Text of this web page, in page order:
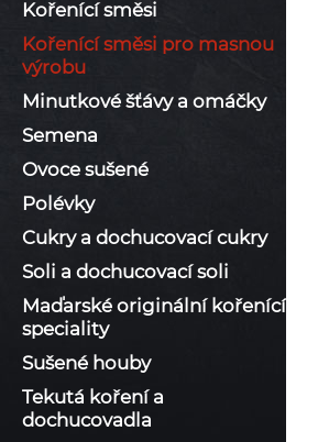
Kořenící směsi
Kořenící směsi pro masnou
výrobu
Minutkové šťávy a omáčky
Semena
Ovoce sušené
Polévky
Cukry a dochucovací cukry
Soli a dochucovací soli
Maďarské originální kořenící
speciality
Sušené houby
Tekutá koření a
dochucovadla